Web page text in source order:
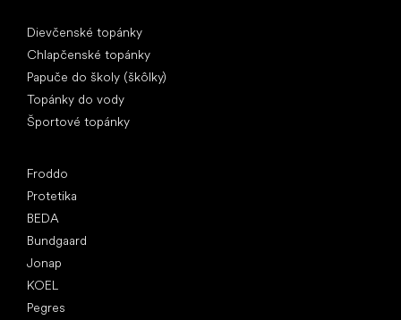
Dievčenské topánky
Chlapčenské topánky
Papuče do školy (škôlky)
Topánky do vody
Športové topánky
Froddo
Protetika
BEDA
Bundgaard
Jonap
KOEL
Pegres